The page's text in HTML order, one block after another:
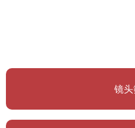
采用防水滴防尘结构，在镜头
相同的耐冲击性与坚固性，
渍，且能用干布轻松擦除镜头